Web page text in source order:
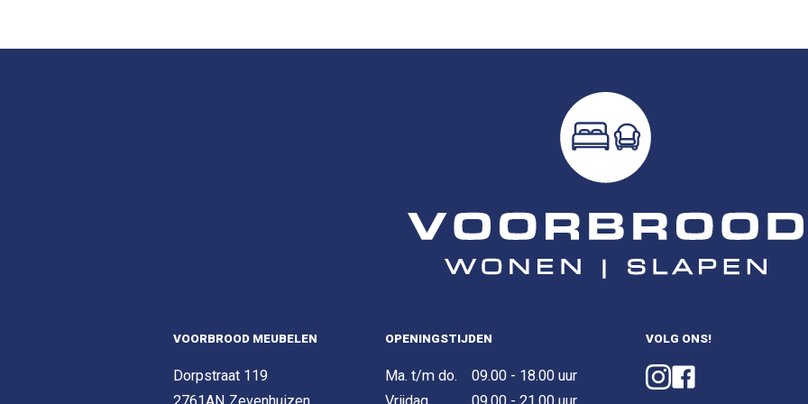
VOORBROOD MEUBELEN
Dorpstraat 119
OPENINGSTIJDEN
Ma. t/m do.
09.00 - 18.00 uur
VOLG ONS!